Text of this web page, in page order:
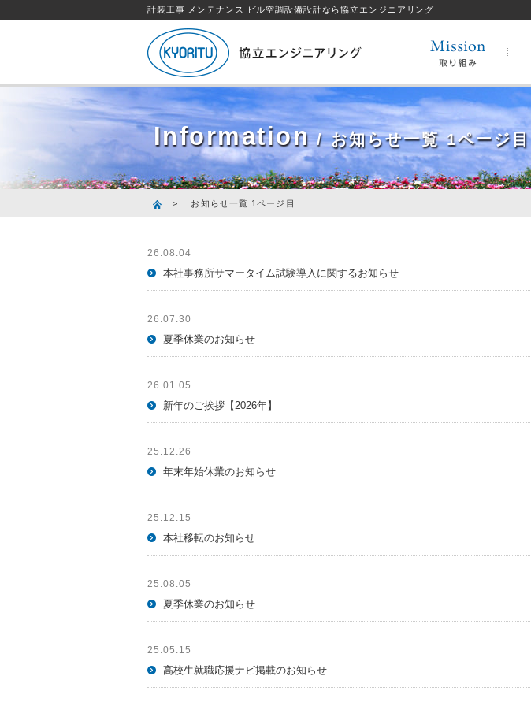
計装工事 メンテナンス ビル空調設備設計なら協立エンジニアリング
Information/ お知らせ一覧 1ページ目
> お知らせ一覧 1ページ目
26.08.04
本社事務所サマータイム試験導入に関するお知らせ
26.07.30
夏季休業のお知らせ
26.01.05
新年のご挨拶【2026年】
25.12.26
年末年始休業のお知らせ
25.12.15
本社移転のお知らせ
25.08.05
夏季休業のお知らせ
25.05.15
高校生就職応援ナビ掲載のお知らせ